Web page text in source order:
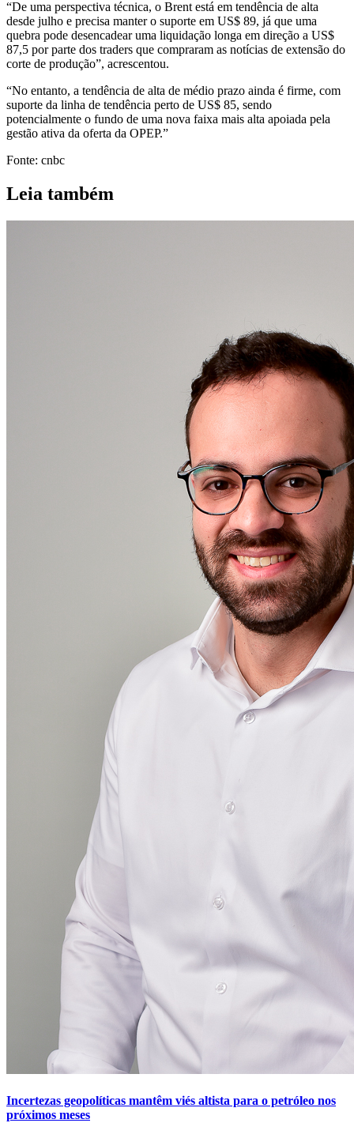
“De uma perspectiva técnica, o Brent está em tendência de alta
desde julho e precisa manter o suporte em US$ 89, já que uma
quebra pode desencadear uma liquidação longa em direção a US$
87,5 por parte dos traders que compraram as notícias de extensão do
corte de produção”, acrescentou.
“No entanto, a tendência de alta de médio prazo ainda é firme, com
suporte da linha de tendência perto de US$ 85, sendo
potencialmente o fundo de uma nova faixa mais alta apoiada pela
gestão ativa da oferta da OPEP.”
Fonte: cnbc
Leia também
Incertezas geopolíticas mantêm viés altista para o petróleo nos
próximos meses